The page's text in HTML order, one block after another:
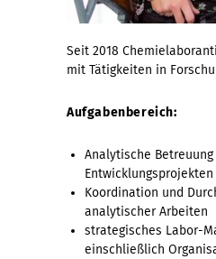
Seit 2018
mit Tätigkeiten in
Aufgabenbereich:
Analytische
Entwicklungsprojekten
Koordination und
analytischer Arbeiten
strategisches Labor-
einschließlich